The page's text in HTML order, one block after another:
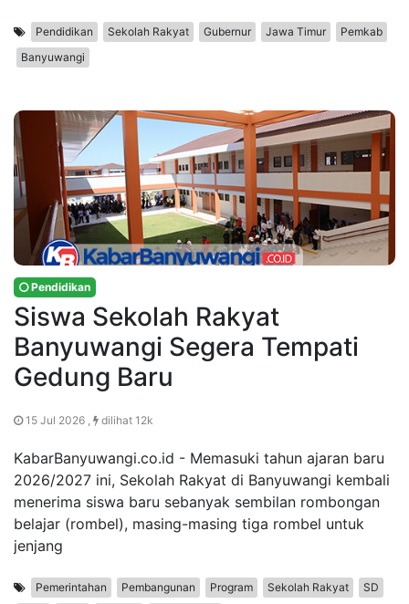
Pendidikan Sekolah Rakyat Gubernur Jawa Timur
Pemkab
Banyuwangi
Pendidikan
Siswa Sekolah Rakyat
Banyuwangi Segera Tempati
Gedung Baru
15 Jul 2026 , dilihat 12k
KabarBanyuwangi.co.id - Memasuki tahun ajaran baru
2026/2027 ini, Sekolah Rakyat di Banyuwangi kembali
menerima siswa baru sebanyak sembilan rombongan
belajar (rombel), masing-masing tiga rombel untuk
jenjang
Pemerintahan Pembangunan Program Sekolah Rakyat
SD